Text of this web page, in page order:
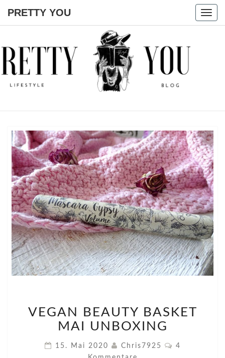
PRETTY YOU
PRETTY
BEAUTY
BASKET
MAI
UNBOXING
VEGAN BEAUTY BASKET
MAI UNBOXING
15. Mai 2020 Chris7925 Kommentare
4